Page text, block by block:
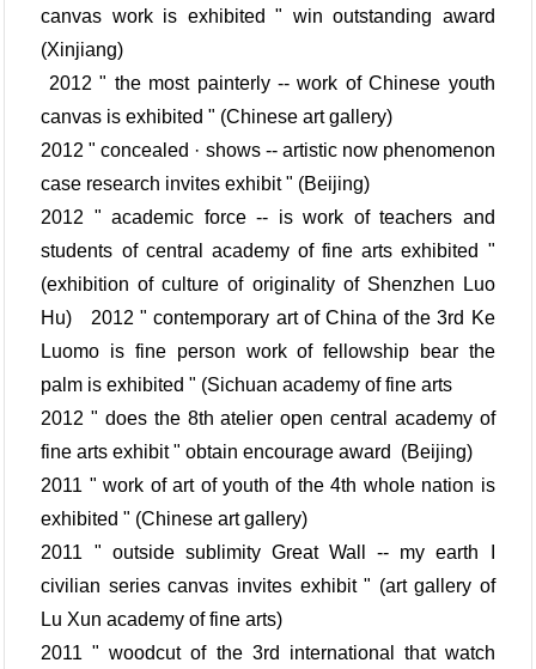
canvas work is exhibited " win outstanding award
(Xinjiang)
2012 " the most painterly -- work of Chinese youth
canvas is exhibited " (Chinese art gallery)
2012 " concealed · shows -- artistic now phenomenon
case research invites exhibit " (Beijing)
2012 " academic force -- is work of teachers and
students of central academy of fine arts exhibited "
(exhibition of culture of originality of Shenzhen Luo
Hu) 2012 " contemporary art of China of the 3rd Ke
Luomo is fine person work of fellowship bear the
palm is exhibited " (Sichuan academy of fine arts
2012 " does the 8th atelier open central academy of
fine arts exhibit " obtain encourage award (Beijing)
2011 " work of art of youth of the 4th whole nation is
exhibited " (Chinese art gallery)
2011 " outside sublimity Great Wall -- my earth I
civilian series canvas invites exhibit " (art gallery of
Lu Xun academy of fine arts)
2011 " woodcut of the 3rd international that watch